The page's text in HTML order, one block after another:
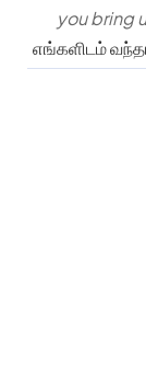
you bring
எங்களிடம்